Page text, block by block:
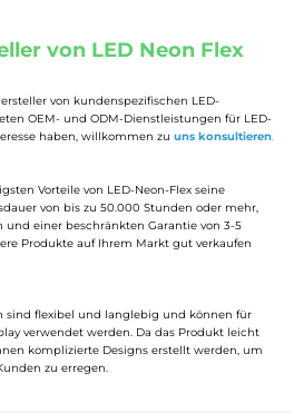
von LED Neon Flex
von kundenspezifischen LED-
OEM- und ODM-Dienstleistungen für LED-
haben, willkommen zu uns konsultieren.
Vorteile von LED-Neon-Flex seine
von bis zu 50.000 Stunden oder mehr,
einer beschränkten Garantie von 3-5
Produkte auf Ihrem Markt gut verkaufen
sind flexibel und langlebig und können für
verwendet werden. Da das Produkt leicht
komplizierte Designs erstellt werden, um
zu erregen.